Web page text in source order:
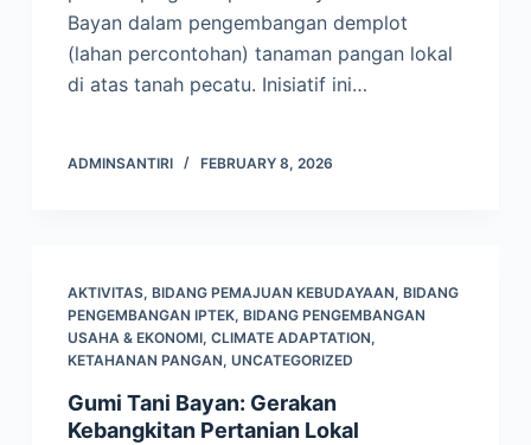
Bayan dalam pengembangan demplot
(lahan percontohan) tanaman pangan lokal
di atas tanah pecatu. Inisiatif ini…
ADMINSANTIRI FEBRUARY 8, 2026
AKTIVITAS, BIDANG PEMAJUAN KEBUDAYAAN, BIDANG
PENGEMBANGAN IPTEK, BIDANG PENGEMBANGAN
USAHA & EKONOMI, CLIMATE ADAPTATION,
KETAHANAN PANGAN, UNCATEGORIZED
Gumi Tani Bayan: Gerakan
Kebangkitan Pertanian Lokal